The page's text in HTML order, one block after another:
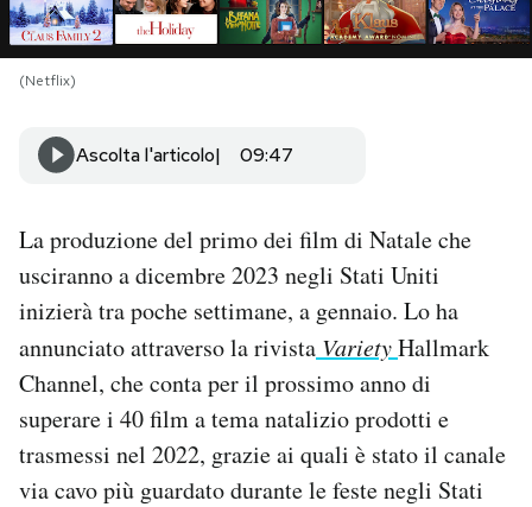
I MIEI PREFERITI
AREA PERSONALE
Notifiche mobile
Regala il Post
Hai bisogno di aiuto?
Esci
(Netflix)
Ascolta l'articolo 09:47
La produzione del primo dei film di Natale che
usciranno a dicembre 2023 negli Stati Uniti
inizierà tra poche settimane, a gennaio. Lo ha
annunciato attraverso la rivista VarietyHallmark
Channel, che conta per il prossimo anno di
superare i 40 film a tema natalizio prodotti e
trasmessi nel 2022, grazie ai quali è stato il canale
via cavo più guardato durante le feste negli Stati